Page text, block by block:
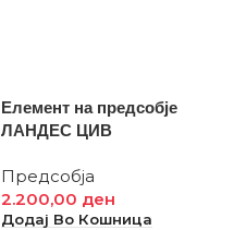
Елемент на предсобје
ЛАНДЕС ЦИВ
Предсобја
2.200,00 ден
Додај Во Кошница